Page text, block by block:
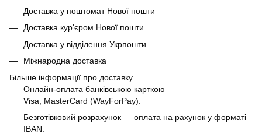
Доставка у поштомат Нової пошти
Доставка кур'єром Нової пошти
Доставка у відділення Укрпошти
Міжнародна доставка
Більше інформації про доставку
Онлайн-оплата банківською карткою
Visa, MasterCard (WayForPay).
Безготівковий розрахунок — оплата на рахунок у форматі
IBAN.